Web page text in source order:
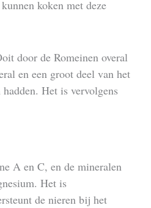
koken met deze
door de Romeinen overal
en een groot deel van het
Het is vervolgens
A en C, en de mineralen
Het is
de nieren bij het